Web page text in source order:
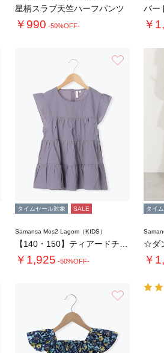
星柄スラブ天竺ハーフパンツ
￥990 -50%OFF- ￥
タイムセール対象 SALE
Samansa Mos2 Lagom（KIDS）
￥1,925 -50%OFF-
タイ
☆ダ
￥
お気に入り